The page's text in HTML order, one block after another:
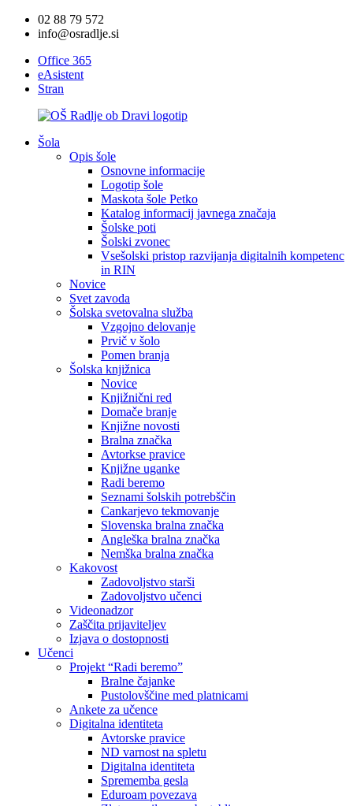
02 88 79 572
info@osradlje.si
Office 365
eAsistent
Stran
Šola
Opis šole
Osnovne informacije
Logotip šole
Maskota šole Petko
Katalog informacij javnega značaja
Šolske poti
Šolski zvonec
Vsešolski pristop razvijanja digitalnih kompetenc
in RIN
Novice
Svet zavoda
Šolska svetovalna služba
Vzgojno delovanje
Prvič v šolo
Pomen branja
Šolska knjižnica
Novice
Knjižnični red
Domače branje
Knjižne novosti
Bralna značka
Avtorkse pravice
Knjižne uganke
Radi beremo
Seznami šolskih potrebščin
Cankarjevo tekmovanje
Slovenska bralna značka
Angleška bralna značka
Nemška bralna značka
Kakovost
Zadovoljstvo starši
Zadovoljstvo učenci
Videonadzor
Zaščita prijaviteljev
Izjava o dostopnosti
Učenci
Projekt “Radi beremo”
Bralne čajanke
Pustolovščine med platnicami
Ankete za učence
Digitalna identiteta
Avtorske pravice
ND varnost na spletu
Digitalna identiteta
Sprememba gesla
Eduroam povezava